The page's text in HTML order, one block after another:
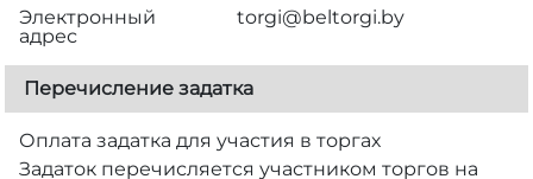
Электронный
адрес
torgi@beltorgi.by
Перечисление задатка
Оплата задатка для участия в торгах
Задаток перечисляется участником торгов на